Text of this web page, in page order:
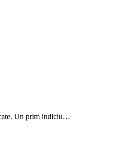
Un prim indiciu…